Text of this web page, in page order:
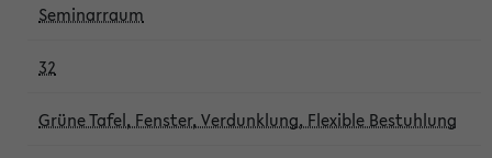
Seminarraum
32
Grüne Tafel, Fenster, Verdunklung, Flexible Bestuhlung